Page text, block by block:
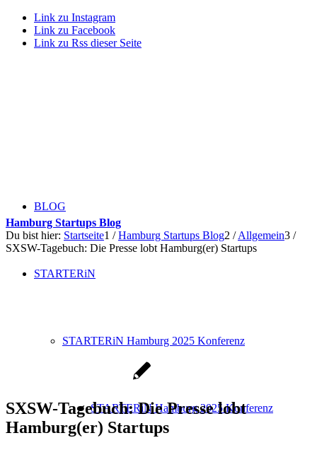
Link zu Instagram
Link zu Facebook
Link zu Rss dieser Seite
BLOG
STARTERiN
STARTERiN Hamburg 2025 Konferenz
STARTERiN Hamburg 2025 Konferenz
Hamburg Startups Blog
Du bist hier: Startseite1 / Hamburg Startups Blog2 / Allgemein3 /
SXSW-Tagebuch: Die Presse lobt Hamburg(er) Startups
SXSW-Tagebuch: Die Presse lobt
Hamburg(er) Startups